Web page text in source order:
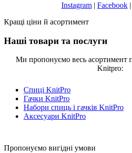
Instagram | Facebook |
Кращі ціни й асортимент
Наші товари та послуги
Ми пропонуємо весь асортимент
Knitpro:
Спиці KnitPro
Гачки KnitPro
Набори спиць і гачків KnitPro
Аксесуари KnitPro
Пропонуємо вигідні умови